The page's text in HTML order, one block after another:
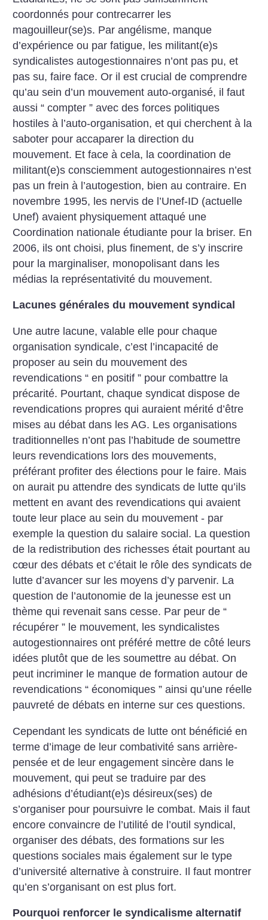
coordonnés pour contrecarrer les
magouilleur(se)s. Par angélisme, manque
d’expérience ou par fatigue, les militant(e)s
syndicalistes autogestionnaires n’ont pas pu, et
pas su, faire face. Or il est crucial de comprendre
qu’au sein d’un mouvement auto-organisé, il faut
aussi “ compter ” avec des forces politiques
hostiles à l’auto-organisation, et qui cherchent à la
saboter pour accaparer la direction du
mouvement. Et face à cela, la coordination de
militant(e)s consciemment autogestionnaires n’est
pas un frein à l’autogestion, bien au contraire. En
novembre 1995, les nervis de l’Unef-ID (actuelle
Unef) avaient physiquement attaqué une
Coordination nationale étudiante pour la briser. En
2006, ils ont choisi, plus finement, de s’y inscrire
pour la marginaliser, monopolisant dans les
médias la représentativité du mouvement.
Lacunes générales du mouvement syndical
Une autre lacune, valable elle pour chaque
organisation syndicale, c’est l’incapacité de
proposer au sein du mouvement des
revendications “ en positif ” pour combattre la
précarité. Pourtant, chaque syndicat dispose de
revendications propres qui auraient mérité d’être
mises au débat dans les AG. Les organisations
traditionnelles n’ont pas l’habitude de soumettre
leurs revendications lors des mouvements,
préférant profiter des élections pour le faire. Mais
on aurait pu attendre des syndicats de lutte qu’ils
mettent en avant des revendications qui avaient
toute leur place au sein du mouvement - par
exemple la question du salaire social. La question
de la redistribution des richesses était pourtant au
cœur des débats et c’était le rôle des syndicats de
lutte d’avancer sur les moyens d’y parvenir. La
question de l’autonomie de la jeunesse est un
thème qui revenait sans cesse. Par peur de “
récupérer ” le mouvement, les syndicalistes
autogestionnaires ont préféré mettre de côté leurs
idées plutôt que de les soumettre au débat. On
peut incriminer le manque de formation autour de
revendications “ économiques ” ainsi qu’une réelle
pauvreté de débats en interne sur ces questions.
Cependant les syndicats de lutte ont bénéficié en
terme d’image de leur combativité sans arrière-
pensée et de leur engagement sincère dans le
mouvement, qui peut se traduire par des
adhésions d’étudiant(e)s désireux(ses) de
s’organiser pour poursuivre le combat. Mais il faut
encore convaincre de l’utilité de l’outil syndical,
organiser des débats, des formations sur les
questions sociales mais également sur le type
d’université alternative à construire. Il faut montrer
qu’en s’organisant on est plus fort.
Pourquoi renforcer le syndicalisme alternatif